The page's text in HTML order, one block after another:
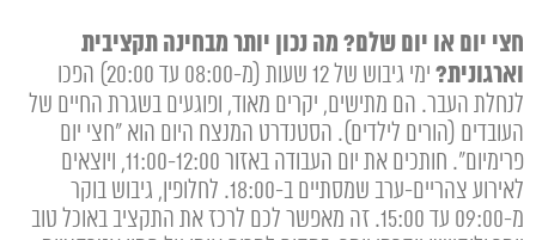
חצי יום או יום שלם? מה נכון יותר מבחינה תקציבית
וארגונית?
ימי גיבוש של 12 שעות (מ-08:00 עד 20:00) הפכו
לנחלת העבר. הם מתישים, יקרים מאוד, ופוגעים בשגרת החיים של
העובדים (הורים לילדים). הסטנדרט המנצח היום הוא "חצי יום
פרימיום". חותכים את יום העבודה באזור 11:00-12:00, ויוצאים
לאירוע צהריים-ערב שמסתיים ב-18:00. לחלופין, גיבוש בוקר
מ-09:00 עד 15:00. זה מאפשר לכם לרכז את התקציב באוכל טוב